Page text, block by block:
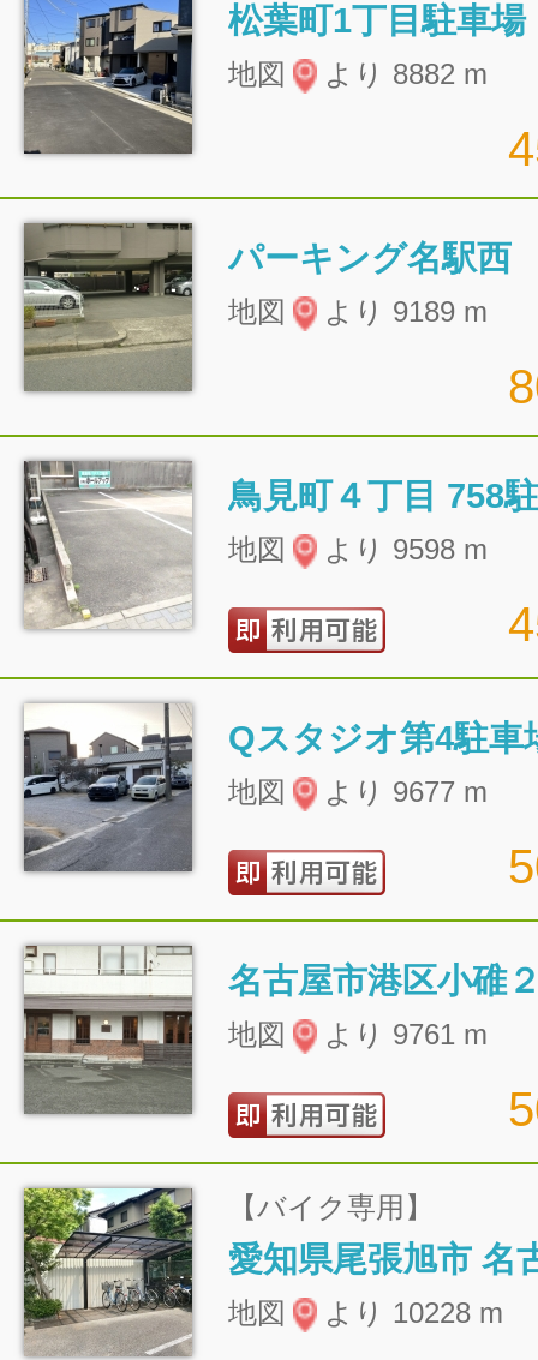
松葉町1丁目駐車場
地図 より 8882 m
パーキング名駅西
地図 より 9189 m
鳥見町４丁目 758
地図 より 9598 m
Qスタジオ第4駐車
地図 より 9677 m
名古屋市港区小碓
地図 より 9761 m
【バイク専用】
地図 より 10228 m